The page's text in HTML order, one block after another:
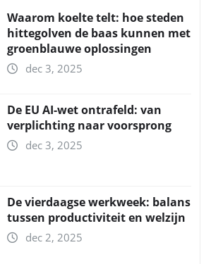
Waarom koelte telt: hoe steden
hittegolven de baas kunnen met
groenblauwe oplossingen
dec 3, 2025
De EU AI-wet ontrafeld: van
verplichting naar voorsprong
dec 3, 2025
De vierdaagse werkweek: balans
tussen productiviteit en welzijn
dec 2, 2025